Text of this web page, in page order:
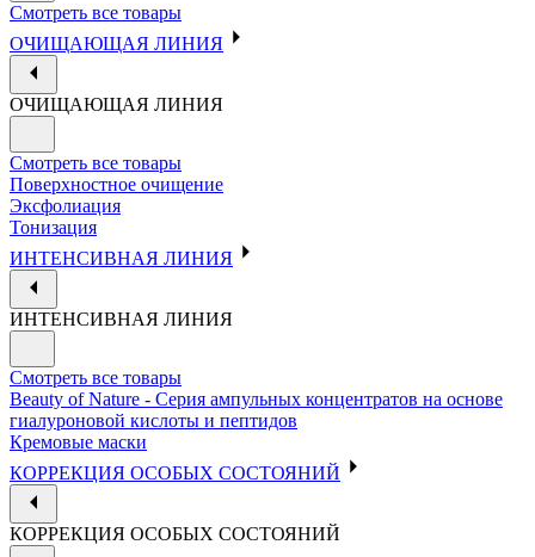
Смотреть все товары
ОЧИЩАЮЩАЯ ЛИНИЯ
ОЧИЩАЮЩАЯ ЛИНИЯ
Смотреть все товары
Поверхностное очищение
Эксфолиация
Тонизация
ИНТЕНСИВНАЯ ЛИНИЯ
ИНТЕНСИВНАЯ ЛИНИЯ
Смотреть все товары
Beauty of Nature - Серия ампульных концентратов на основе
гиалуроновой кислоты и пептидов
Кремовые маски
КОРРЕКЦИЯ ОСОБЫХ СОСТОЯНИЙ
КОРРЕКЦИЯ ОСОБЫХ СОСТОЯНИЙ